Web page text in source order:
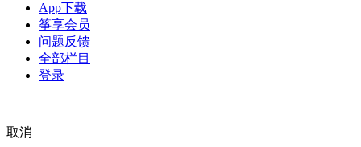
App下载
筝享会员
问题反馈
全部栏目
登录
取消